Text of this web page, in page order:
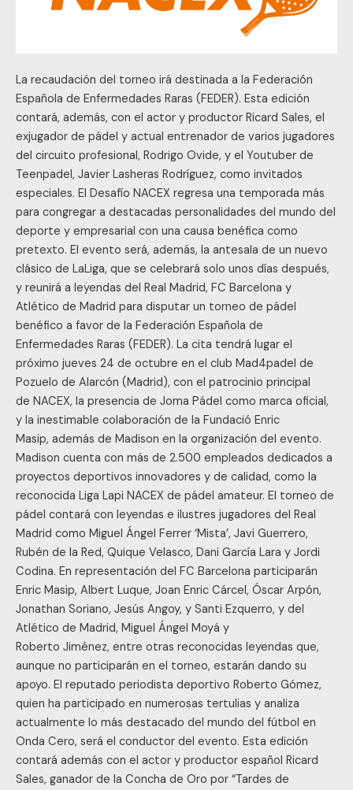
La recaudación del torneo irá destinada a la Federación
Española de Enfermedades Raras (FEDER). Esta edición
contará, además, con el actor y productor Ricard Sales, el
exjugador de pádel y actual entrenador de varios jugadores
del circuito profesional, Rodrigo Ovide, y el Youtuber de
Teenpadel, Javier Lasheras Rodríguez, como invitados
especiales. El Desafío NACEX regresa una temporada más
para congregar a destacadas personalidades del mundo del
deporte y empresarial con una causa benéfica como
pretexto. El evento será, además, la antesala de un nuevo
clásico de LaLiga, que se celebrará solo unos días después,
y reunirá a leyendas del Real Madrid, FC Barcelona y
Atlético de Madrid para disputar un torneo de pádel
benéfico a favor de la Federación Española de
Enfermedades Raras (FEDER). La cita tendrá lugar el
próximo jueves 24 de octubre en el club Mad4padel de
Pozuelo de Alarcón (Madrid), con el patrocinio principal
de NACEX, la presencia de Joma Pádel como marca oficial,
y la inestimable colaboración de la Fundació Enric
Masip, además de Madison en la organización del evento.
Madison cuenta con más de 2.500 empleados dedicados a
proyectos deportivos innovadores y de calidad, como la
reconocida Liga Lapi NACEX de pádel amateur. El torneo de
pádel contará con leyendas e ilustres jugadores del Real
Madrid como Miguel Ángel Ferrer ‘Mista’, Javi Guerrero,
Rubén de la Red, Quique Velasco, Dani García Lara y Jordi
Codina. En representación del FC Barcelona participarán
Enric Masip, Albert Luque, Joan Enric Cárcel, Óscar Arpón,
Jonathan Soriano, Jesús Angoy, y Santi Ezquerro, y del
Atlético de Madrid, Miguel Ángel Moyá y
Roberto Jiménez, entre otras reconocidas leyendas que,
aunque no participarán en el torneo, estarán dando su
apoyo. El reputado periodista deportivo Roberto Gómez,
quien ha participado en numerosas tertulias y analiza
actualmente lo más destacado del mundo del fútbol en
Onda Cero, será el conductor del evento. Esta edición
contará además con el actor y productor español Ricard
Sales, ganador de la Concha de Oro por “Tardes de
Madrid,
Atlético
de
Madrid